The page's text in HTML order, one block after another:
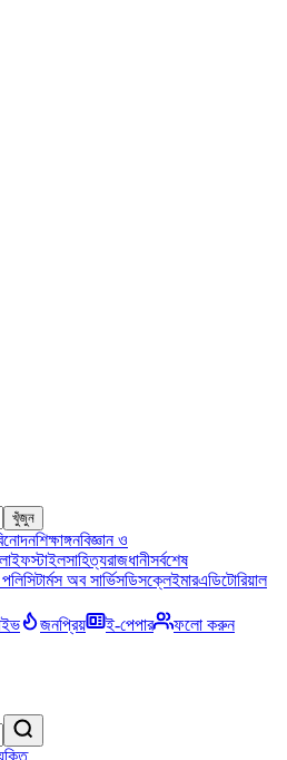
খুঁজুন
শিক্ষাঙ্গনবিজ্ঞান ও
লাইফস্টাইলসাহিত্যরাজধানীসর্বশেষ
টার্মস অব সার্ভিসডিসক্লেইমারএডিটোরিয়াল
জনপ্রিয় ই-পেপার ফলো করুন